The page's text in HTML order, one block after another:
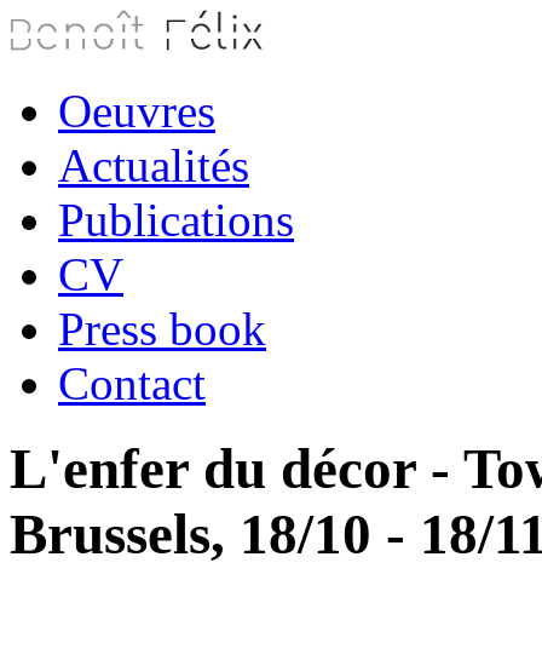
Oeuvres
Actualités
Publications
CV
Press book
Contact
L'enfer du décor -
Brussels, 18/10 - 18/